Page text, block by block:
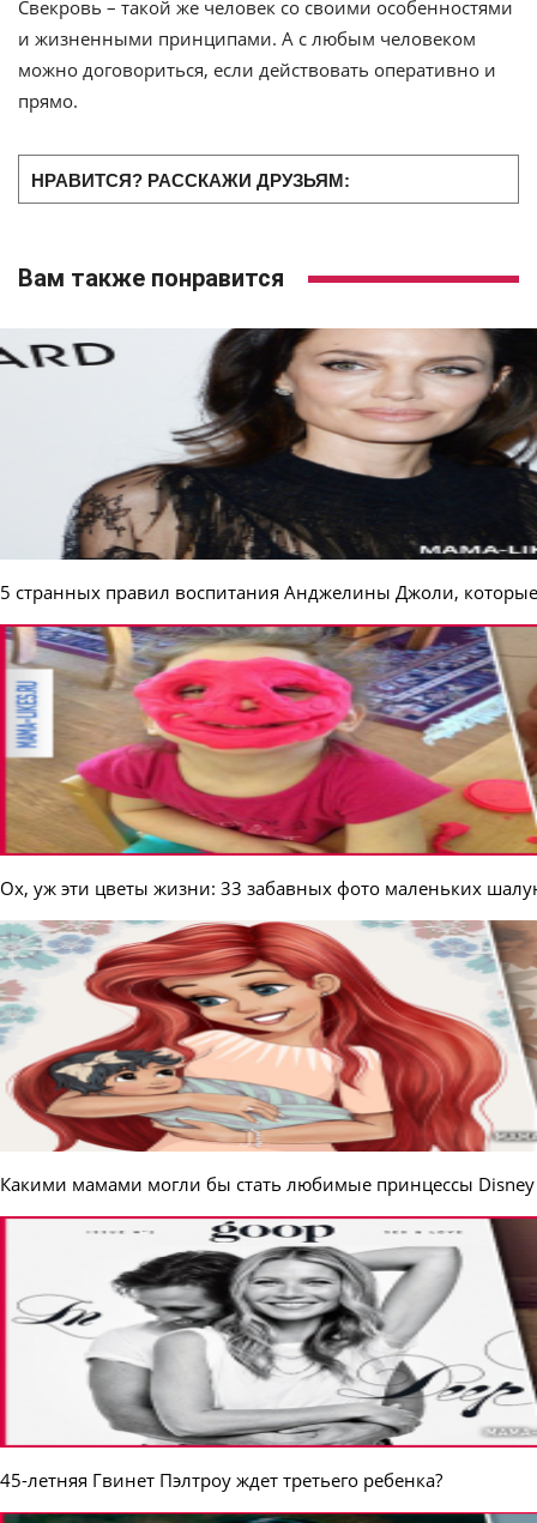
Свекровь – такой же человек со своими особенностями
и жизненными принципами. А с любым человеком
можно договориться, если действовать оперативно и
прямо.
НРАВИТСЯ? РАССКАЖИ ДРУЗЬЯМ:
Вам также понравится
5 странных правил воспитания Анджелины Джоли,
Ох, уж эти цветы жизни: 33 забавных фото маленьких
Какими мамами могли бы стать любимые принцессы Disney
45-летняя Гвинет Пэлтроу ждет третьего ребенка?